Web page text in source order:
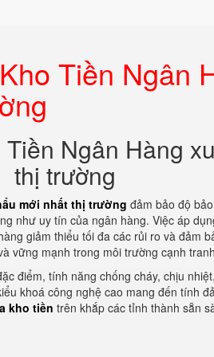
Tiền Ngân
Ngân Hàng
thị trường
mới nhất thị trường đảm bảo độ
như uy tín của ngân hàng. Việc áp
giảm thiểu tối đa các rủi ro và đảm
vững mạnh trong môi trường cạnh
điểm, tính năng chống cháy, chịu
khoá công nghệ cao mang đến tính
kho tiền trên khắp các tỉnh thành sẵn